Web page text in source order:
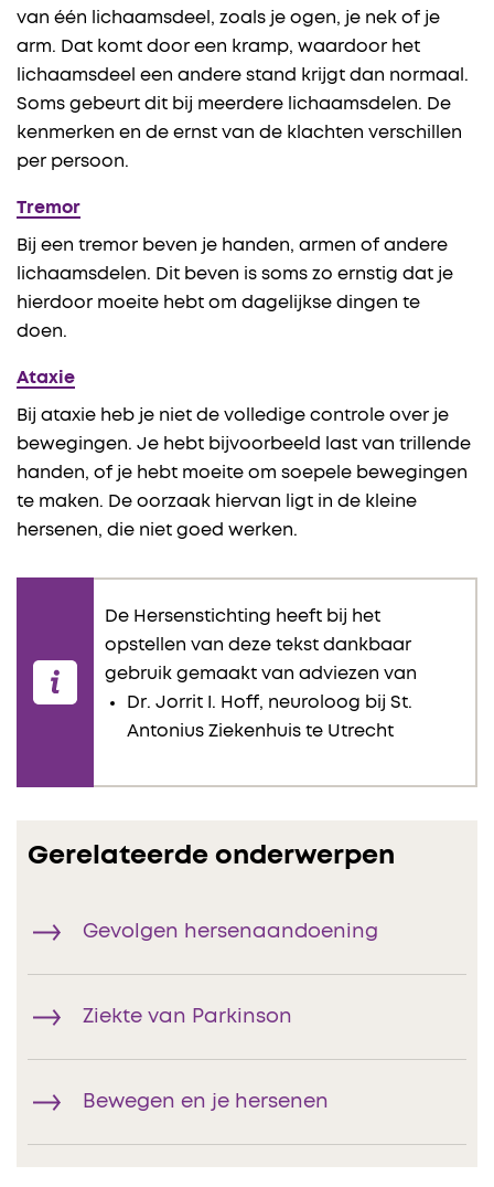
van één lichaamsdeel, zoals je ogen, je nek of je
arm. Dat komt door een kramp, waardoor het
lichaamsdeel een andere stand krijgt dan normaal.
Soms gebeurt dit bij meerdere lichaamsdelen. De
kenmerken en de ernst van de klachten verschillen
per persoon.
Tremor
Bij een tremor beven je handen, armen of andere
lichaamsdelen. Dit beven is soms zo ernstig dat je
hierdoor moeite hebt om dagelijkse dingen te
doen.
Ataxie
Bij ataxie heb je niet de volledige controle over je
bewegingen. Je hebt bijvoorbeeld last van trillende
handen, of je hebt moeite om soepele bewegingen
te maken. De oorzaak hiervan ligt in de kleine
hersenen, die niet goed werken.
De Hersenstichting heeft bij het
opstellen van deze tekst dankbaar
gebruik gemaakt van adviezen van
Dr. Jorrit I. Hoff, neuroloog bij St.
Antonius Ziekenhuis te Utrecht
Gerelateerde onderwerpen
Gevolgen hersenaandoening
Ziekte van Parkinson
Bewegen en je hersenen